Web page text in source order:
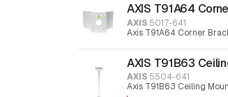
AXIS T91A64
AXIS 5017-641
Axis T91A64 Corner
AXIS T91B63
AXIS 5504-641
Axis T91B63 Ceiling